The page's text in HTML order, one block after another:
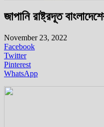
জাপানি রাষ্ট্রদূত
November 23, 2022
Facebook
Twitter
Pinterest
WhatsApp